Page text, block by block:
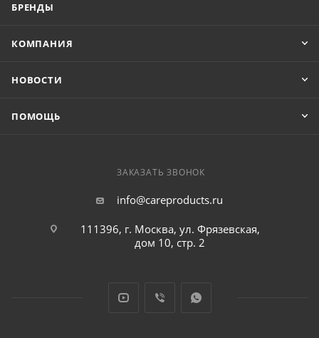
БРЕНДЫ
КОМПАНИЯ
НОВОСТИ
ПОМОЩЬ
ЗАКАЗАТЬ ЗВОНОК
info@careproducts.ru
111396, г. Москва, ул. Фрязевская,
дом 10, стр. 2